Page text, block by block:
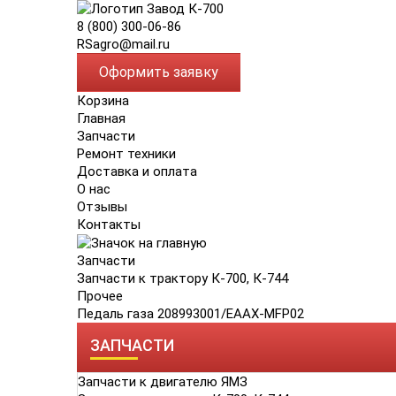
8 (800) 300-06-86
RSagro@mail.ru
Оформить заявку
Корзина
Главная
Запчасти
Ремонт техники
Доставка и оплата
О нас
Отзывы
Контакты
Запчасти
Запчасти к трактору К-700, К-744
Прочее
Педаль газа 208993001/ЕААХ-МFP02
ЗАПЧАСТИ
Запчасти к двигателю ЯМЗ